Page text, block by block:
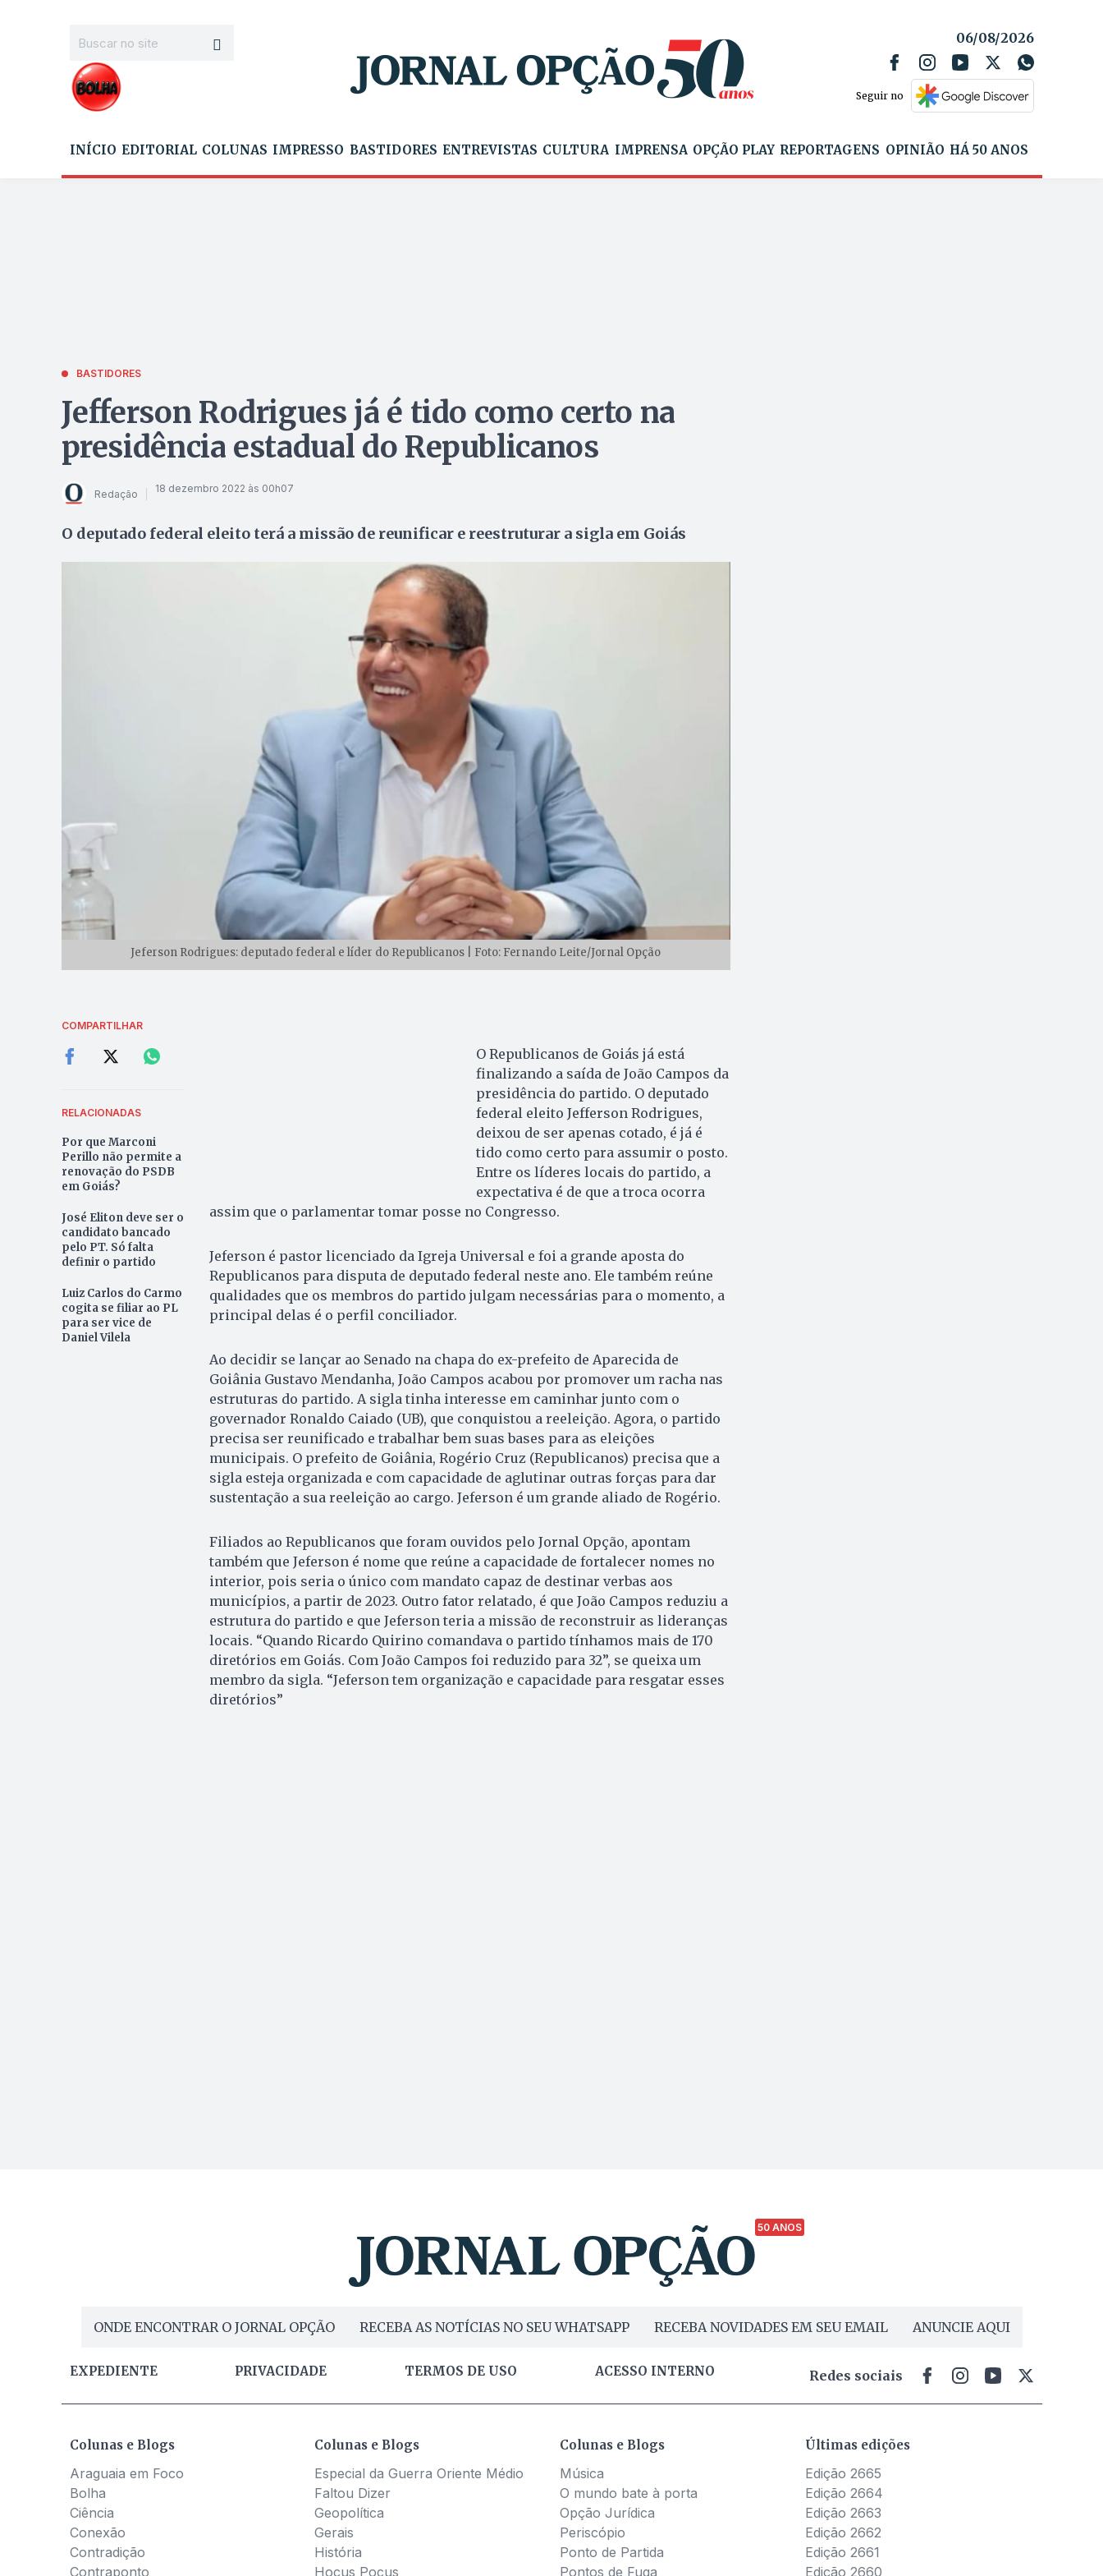
06/08/2026
Seguir no
INÍCIO EDITORIAL COLUNAS IMPRESSO BASTIDORES ENTREVISTAS CULTURA IMPRENSA OPÇÃO PLAY REPORTAGENS OPINIÃO HÁ 50 ANOS
BASTIDORES
Jefferson Rodrigues já é tido como certo na
presidência estadual do Republicanos
Redação 18 dezembro 2022 às 00h07
O deputado federal eleito terá a missão de reunificar e reestruturar a sigla em Goiás
Jeferson Rodrigues: deputado federal e líder do Republicanos | Foto: Fernando Leite/Jornal Opção
COMPARTILHAR
RELACIONADAS
Por que Marconi
Perillo não permite a
renovação do PSDB
em Goiás?
José Eliton deve ser o
candidato bancado
pelo PT. Só falta
definir o partido
Luiz Carlos do Carmo
cogita se filiar ao PL
para ser vice de
Daniel Vilela
O Republicanos de Goiás já está
finalizando a saída de João Campos da
presidência do partido. O deputado
federal eleito Jefferson Rodrigues,
deixou de ser apenas cotado, é já é
tido como certo para assumir o posto.
Entre os líderes locais do partido, a
expectativa é de que a troca ocorra
assim que o parlamentar tomar posse no Congresso.
Jeferson é pastor licenciado da Igreja Universal e foi a grande aposta do
Republicanos para disputa de deputado federal neste ano. Ele também reúne
qualidades que os membros do partido julgam necessárias para o momento, a
principal delas é o perfil conciliador.
Ao decidir se lançar ao Senado na chapa do ex-prefeito de Aparecida de
Goiânia Gustavo Mendanha, João Campos acabou por promover um racha nas
estruturas do partido. A sigla tinha interesse em caminhar junto com o
governador Ronaldo Caiado (UB), que conquistou a reeleição. Agora, o partido
precisa ser reunificado e trabalhar bem suas bases para as eleições
municipais. O prefeito de Goiânia, Rogério Cruz (Republicanos) precisa que a
sigla esteja organizada e com capacidade de aglutinar outras forças para dar
sustentação a sua reeleição ao cargo. Jeferson é um grande aliado de Rogério.
Filiados ao Republicanos que foram ouvidos pelo Jornal Opção, apontam
também que Jeferson é nome que reúne a capacidade de fortalecer nomes no
interior, pois seria o único com mandato capaz de destinar verbas aos
municípios, a partir de 2023. Outro fator relatado, é que João Campos reduziu a
estrutura do partido e que Jeferson teria a missão de reconstruir as lideranças
locais. “Quando Ricardo Quirino comandava o partido tínhamos mais de 170
diretórios em Goiás. Com João Campos foi reduzido para 32”, se queixa um
membro da sigla. “Jeferson tem organização e capacidade para resgatar esses
diretórios”
50 ANOS
ONDE ENCONTRAR O JORNAL OPÇÃO RECEBA AS NOTÍCIAS NO SEU WHATSAPP RECEBA NOVIDADES EM SEU EMAIL ANUNCIE AQUI
EXPEDIENTE PRIVACIDADE TERMOS DE USO ACESSO INTERNO Redes sociais
Colunas e Blogs
Araguaia em Foco
Bolha
Ciência
Conexão
Contradição
Contraponto
Colunas e Blogs
Especial da Guerra Oriente Médio
Faltou Dizer
Geopolítica
Gerais
História
Hocus Pocus
Colunas e Blogs
Música
O mundo bate à porta
Opção Jurídica
Periscópio
Ponto de Partida
Pontos de Fuga
Últimas edições
Edição 2665
Edição 2664
Edição 2663
Edição 2662
Edição 2661
Edição 2660